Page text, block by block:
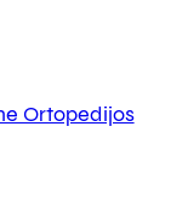
Ortopedijos